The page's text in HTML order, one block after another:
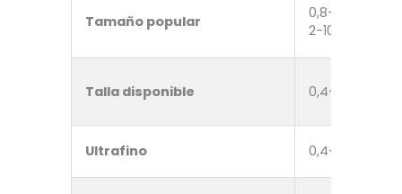
Tamaño popular
0,8-1,5 mm
2-10 mm
Talla disponible 0,4-50 mm
Ultrafino 0,4-1 mm